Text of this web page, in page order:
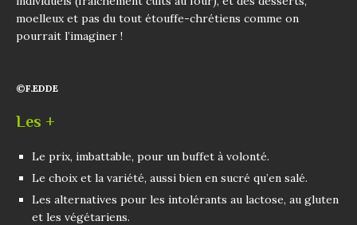
moelleux et pas du tout étouffe-chrétiens comme on
pourrait l’imaginer !
©F.EDDE
Les +
Le prix, imbattable, pour un buffet à volonté.
Le choix et la variété, aussi bien en sucré qu’en salé.
Les alternatives pour les intolérants au lactose, au gluten
et les végétariens.